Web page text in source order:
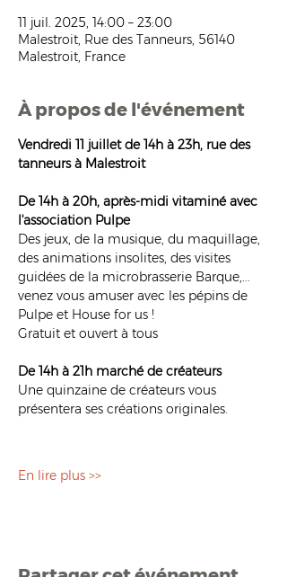
11 juil. 2025, 14:00 – 23:00
Malestroit, Rue des Tanneurs, 56140
Malestroit, France
À propos de l'événement
Vendredi 11 juillet de 14h à 23h, rue des
tanneurs à Malestroit
De 14h à 20h, après-midi vitaminé avec
l'association Pulpe
Des jeux, de la musique, du maquillage,
des animations insolites, des visites
guidées de la microbrasserie Barque,...
venez vous amuser avec les pépins de
Pulpe et House for us !
Gratuit et ouvert à tous
De 14h à 21h marché de créateurs
Une quinzaine de créateurs vous
présentera ses créations originales.
En lire plus >>